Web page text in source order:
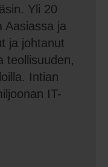
Yli 20
Aasiassa ja
ja johtanut
teollisuuden,
Intian
IT-